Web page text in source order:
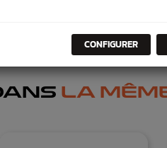
LA
CONFIGURER